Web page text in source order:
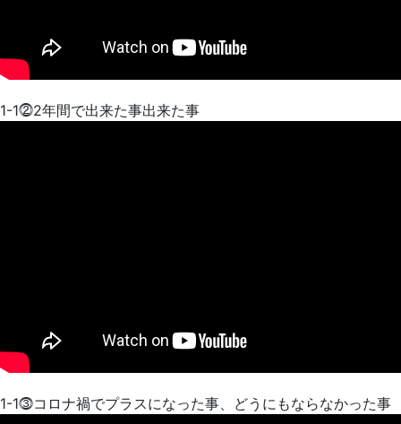
1-1⓶2年間で出来た事出来た事
1-1⓷コロナ禍でプラスになった事、どうにもならなかった事